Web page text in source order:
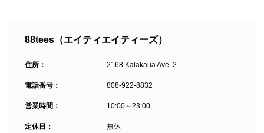
88tees（エイティエイティーズ）
住所： 2168 Kalakaua Ave. 2
電話番号： 808-922-8832
営業時間： 10:00～23:00
定休日： 無休